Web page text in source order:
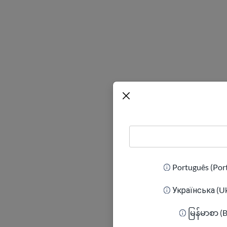
Português
Українська
မြန်မာစာ
برای رفتن
ارتباط
کنید. گوشی خود